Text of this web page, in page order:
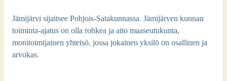
Jämijärvi sijaitsee Pohjois-Satakunnassa. Jämijärven kunnan
toiminta-ajatus on olla rohkea ja aito maaseutukunta,
monitoimijainen yhteisö, jossa jokainen yksilö on osallinen ja
arvokas.